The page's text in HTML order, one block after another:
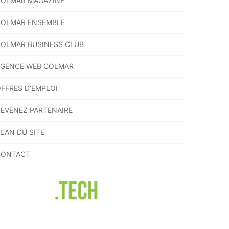
ENSEMBLE
BUSINESS CLUB
WEB COLMAR
D’EMPLOI
PARTENAIRE
DU SITE